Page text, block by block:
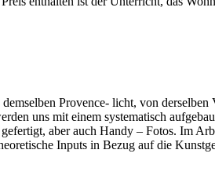
Provence- licht, von derselben
uns mit einem systematisch
aber auch Handy – Fotos. Im
Inputs in Bezug auf die